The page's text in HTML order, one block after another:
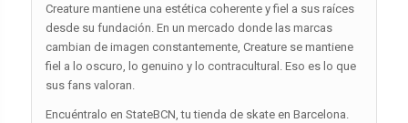
Creature mantiene una estética coherente y fiel a sus raíces
desde su fundación. En un mercado donde las marcas
cambian de imagen constantemente, Creature se mantiene
fiel a lo oscuro, lo genuino y lo contracultural. Eso es lo que
sus fans valoran.
Encuéntralo en StateBCN, tu tienda de skate en Barcelona.